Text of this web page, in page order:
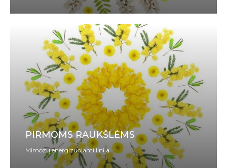
PIRMOMS RAUKŠLĖMS
Mimozų energizuojanti linija